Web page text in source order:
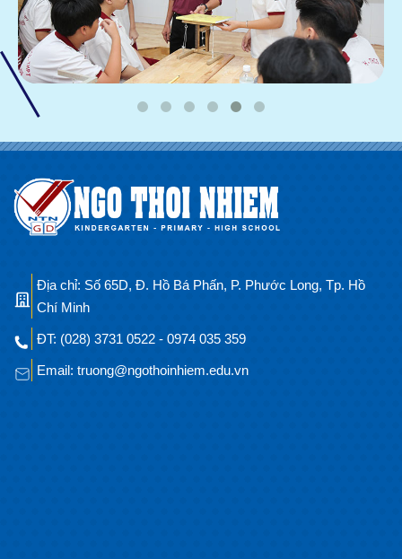
Địa chỉ: Số 65D, Đ. Hồ Bá Phấn, P. Phước Long, Tp. Hồ
Chí Minh
ĐT: (028) 3731 0522 - 0974 035 359
Email: truong@ngothoinhiem.edu.vn